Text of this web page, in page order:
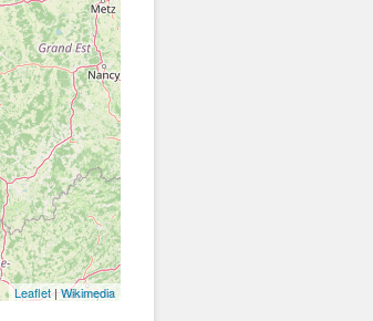
Leaflet|Wikimedia